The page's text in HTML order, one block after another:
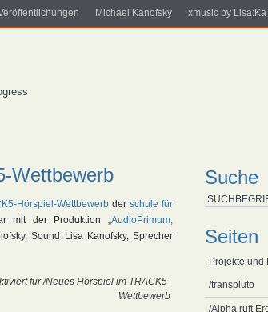
Michael Kanofsky xmusic by Lisa:Ka
Wettbewerb
Hörspiel-Wettbewerb der schule für
mit der Produktion „AudioPrimum,
Sound Lisa Kanofsky, Sprecher
für /Neues Hörspiel im TRACK5-
Wettbewerb
Suche
Seiten
Projekte und
/transpluto
/Alpha ruft